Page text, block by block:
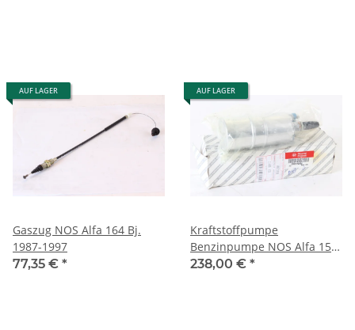
AUF LAGER
Gaszug NOS Alfa 164 Bj.
1987-1997
77,35 € *
AUF LAGER
Kraftstoffpumpe
Benzinpumpe NOS Alfa 155
+ 164
238,00 € *